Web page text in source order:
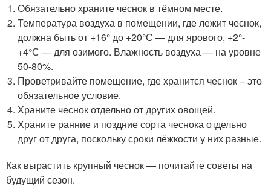
Обязательно храните чеснок в тёмном месте.
Температура воздуха в помещении, где лежит чеснок,
должна быть от +16° до +20°С — для ярового, +2°-
+4°С — для озимого. Влажность воздуха — на уровне
50-80%.
Проветривайте помещение, где хранится чеснок – это
обязательное условие.
Храните чеснок отдельно от других овощей.
Храните ранние и поздние сорта чеснока отдельно
друг от друга, поскольку сроки лёжкости у них разные.
Как вырастить крупный чеснок — почитайте советы на
будущий сезон.